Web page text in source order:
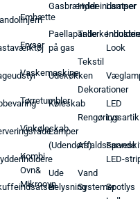
Emhætte
Fryser
Vaskemaskine
Tørretumbler
Vinkøleskab
Kombi
Ovn&
Mikroovn
Gasbrænder
Paellapande
på gas
Udekøkken
Køleskab
Lamper
(Udendørs)
Ude
Belysning
Hyldeindsatser
Tekstil
Dekorationer
Affaldsspande
Vand
Systemer
Lamper
Look
LED
Lys
LED-
Spotlys